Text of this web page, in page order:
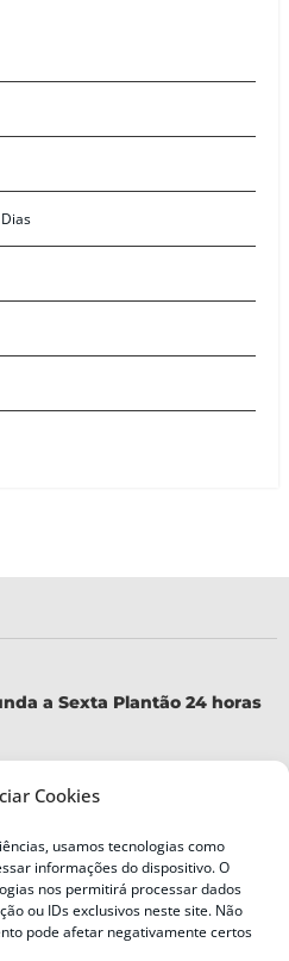
Cookies
usamos tecnologias como
informações do dispositivo. O
nos permitirá processar dados
ou IDs exclusivos neste site. Não
pode afetar negativamente certos
a Sexta Plantão 24 horas
Catarina